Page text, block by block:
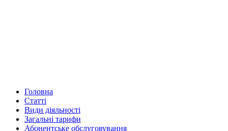
Головна
Статті
Види діяльності
Загальні тарифи
Абонентське обслуговування